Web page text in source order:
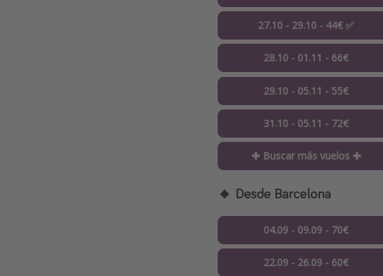
27.10 - 29.10 - 44€ ✅
28.10 - 01.11 - 66€
29.10 - 05.11 - 55€
31.10 - 05.11 - 72€
✚ Buscar más vuelos ✚
🔸 Desde Barcelona
04.09 - 09.09 - 70€
22.09 - 26.09 - 60€